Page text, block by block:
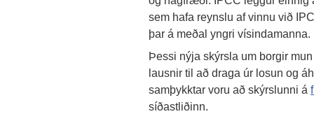
sem hafa reynslu af vinnu við
þar á meðal yngri vísindamanna.
Þessi nýja skýrsla um borgir
lausnir til að draga úr losun og
samþykktar voru að skýrslunni á
síðastliðinn.